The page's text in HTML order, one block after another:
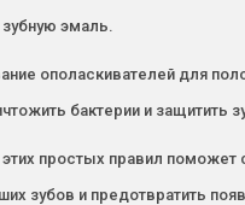
эмаль.
ополаскивателей для
бактерии и защитить
простых правил поможет
зубов и предотвратить